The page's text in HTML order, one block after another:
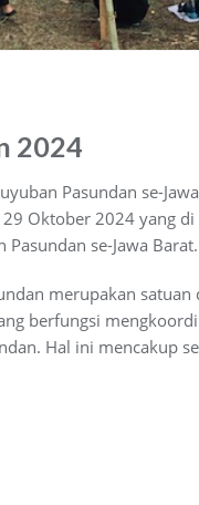
2024
Pasundan se-
Oktober 2024 yang
se-Jawa Barat.
merupakan
berfungsi
Hal ini mencakup